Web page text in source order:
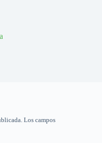
Los campos